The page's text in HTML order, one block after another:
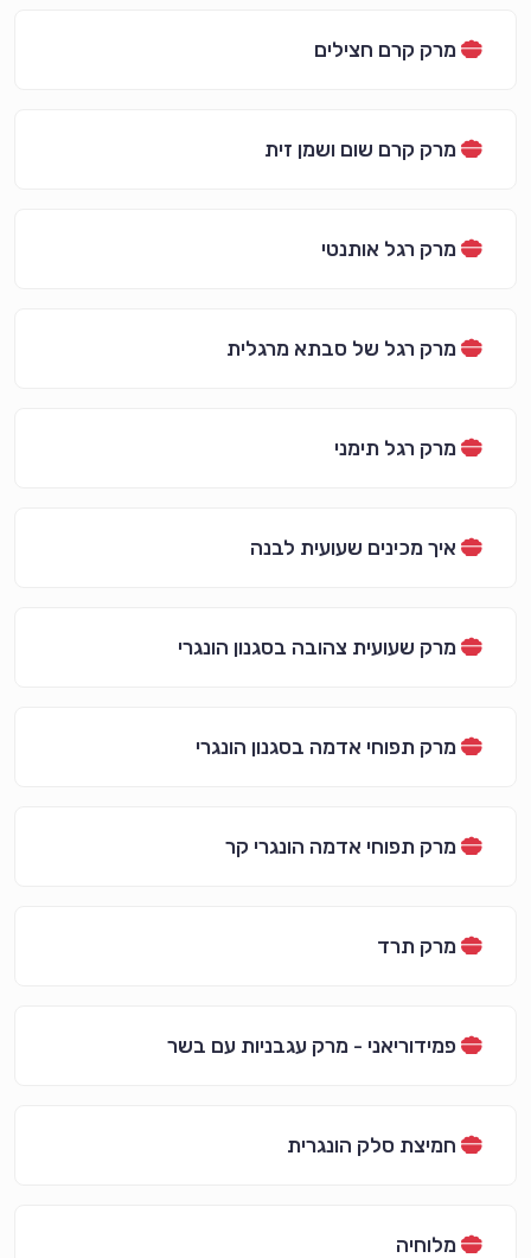
מרק קרם חצילים
מרק קרם שום ושמן זית
מרק רגל אותנטי
מרק רגל של סבתא מרגלית
מרק רגל תימני
איך מכינים שעועית לבנה
מרק שעועית צהובה בסגנון הונגרי
מרק תפוחי אדמה בסגנון הונגרי
מרק תפוחי אדמה הונגרי קר
מרק תרד
פמידוריאני - מרק עגבניות עם בשר
חמיצת סלק הונגרית
מלוחיה